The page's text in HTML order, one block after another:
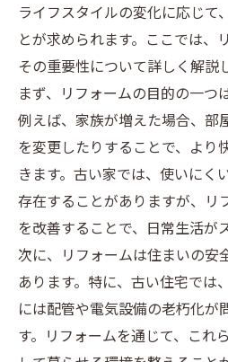
ライフスタイルの変化に応じて
とが求められます。ここでは、
その重要性について詳しく解説
まず、リフォームの目的の一つ
例えば、家族が増えた場合、部
を変更したりすることで、より
きます。古い家では、使いにく
存在することがありますが、リ
を改善することで、日常生活が
次に、リフォームは住まいの安
あります。特に、古い住宅では
には配管や電気設備の老朽化が
す。リフォームを通じて、これ